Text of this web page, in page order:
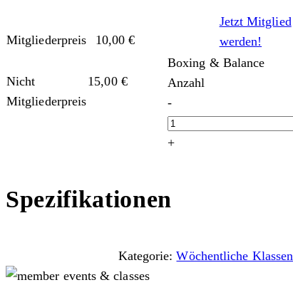
Mitgliederpreis 10,00€
Jetzt Mitglied
werden!
Nicht
Mitgliederpreis
15,00 €
Boxing & Balance
Anzahl
-
+
Spezifikationen
Kategorie: Wöchentliche Klassen